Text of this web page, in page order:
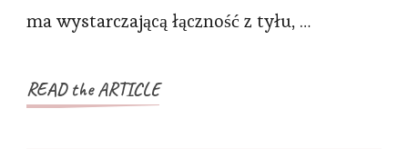
ma wystarczającą łączność z tyłu, …
READ the ARTICLE